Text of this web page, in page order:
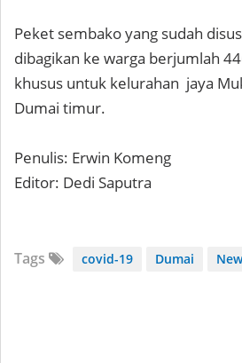
Peket sembako yang sudah
dibagikan ke warga berjumlah
khusus untuk kelurahan jaya
Dumai timur.
Penulis: Erwin Komeng
Editor: Dedi Saputra
Tags covid-19 Dumai